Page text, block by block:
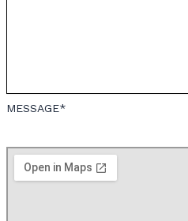
MESSAGE*